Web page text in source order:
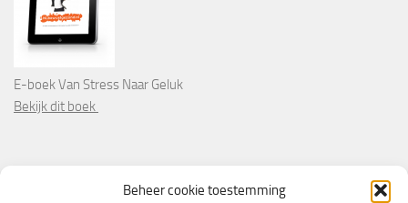
Beheer cookie toestemming
E-boek Van Stress Naar Geluk
Bekijk dit boek